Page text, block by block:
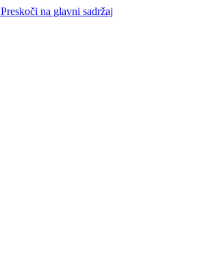
Preskoči na glavni sadržaj